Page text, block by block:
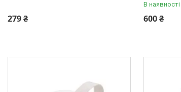
279 ₴
В наявності
600 ₴